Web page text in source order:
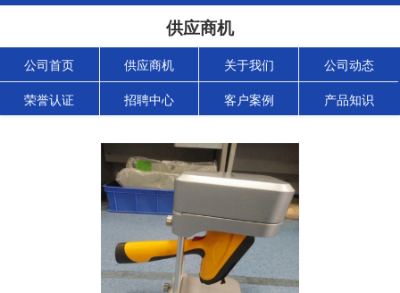
供应商机
公司首页 供应商机 关于我们 公司动态
荣誉认证 招聘中心 客户案例 产品知识